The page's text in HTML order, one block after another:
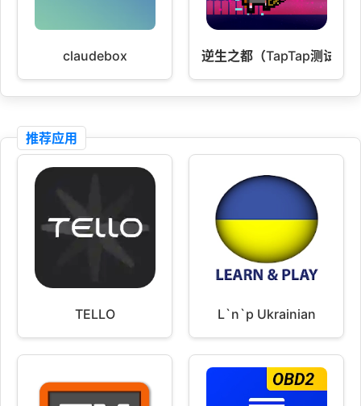
claudebox 逆生之都（TapTap测试版）
推荐应用
TELLO L`n`p Ukrainian